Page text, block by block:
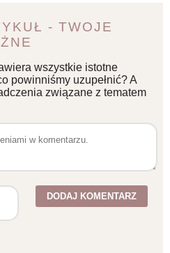
- TWOJE
wszystkie istotne
powinniśmy uzupełnić? A
związane z tematem